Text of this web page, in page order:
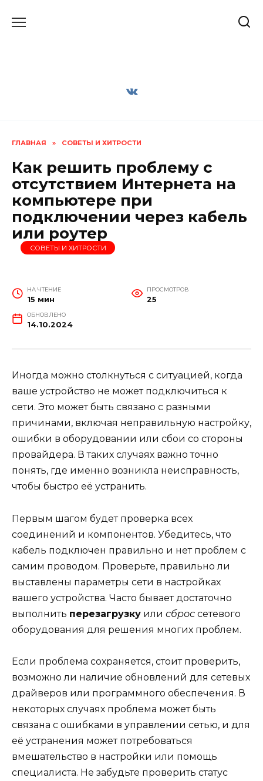
ГЛАВНАЯ » СОВЕТЫ И ХИТРОСТИ
Как решить проблему с
отсутствием Интернета на
компьютере при
подключении через кабель
или роутер
СОВЕТЫ И ХИТРОСТИ
НА ЧТЕНИЕ
15 мин
ПРОСМОТРОВ
25
ОБНОВЛЕНО
14.10.2024
Иногда можно столкнуться с ситуацией, когда
ваше устройство не может подключиться к
сети. Это может быть связано с разными
причинами, включая неправильную настройку,
ошибки в оборудовании или сбои со стороны
провайдера. В таких случаях важно точно
понять, где именно возникла неисправность,
чтобы быстро её устранить.
Первым шагом будет проверка всех
соединений и компонентов. Убедитесь, что
кабель подключен правильно и нет проблем с
самим проводом. Проверьте, правильно ли
выставлены параметры сети в настройках
вашего устройства. Часто бывает достаточно
выполнить перезагрузку или сброс сетевого
оборудования для решения многих проблем.
Если проблема сохраняется, стоит проверить,
возможно ли наличие обновлений для сетевых
драйверов или программного обеспечения. В
некоторых случаях проблема может быть
связана с ошибками в управлении сетью, и для
её устранения может потребоваться
вмешательство в настройки или помощь
специалиста. Не забудьте проверить статус